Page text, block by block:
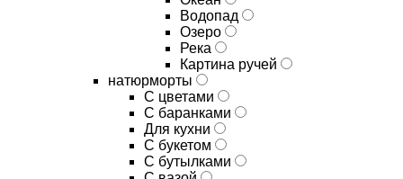
Водопад
Озеро
Река
Картина ручей
натюрморты
С цветами
С баранками
Для кухни
C букетом
C бутылками